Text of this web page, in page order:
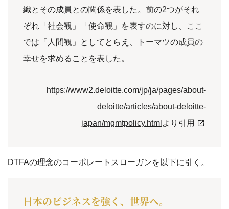
織とその成員との関係を表した。前の2つがそれ
ぞれ「社会観」「使命観」を表すのに対し、ここ
では「人間観」としてとらえ、トーマツの成員の
幸せを求めることを表した。
https://www2.deloitte.com/jp/ja/pages/about-
deloitte/articles/about-deloitte-
japan/mgmtpolicy.html より引用
DTFAの理念のコーポレートスローガンを以下に引く。
日本のビジネスを強く、世界へ。